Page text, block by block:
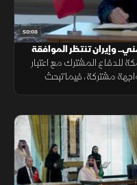
50:03
وإيران تنتظر الموافقة
للدفاع المشترك مع اعتبار
مشتركة، فيما تبحث